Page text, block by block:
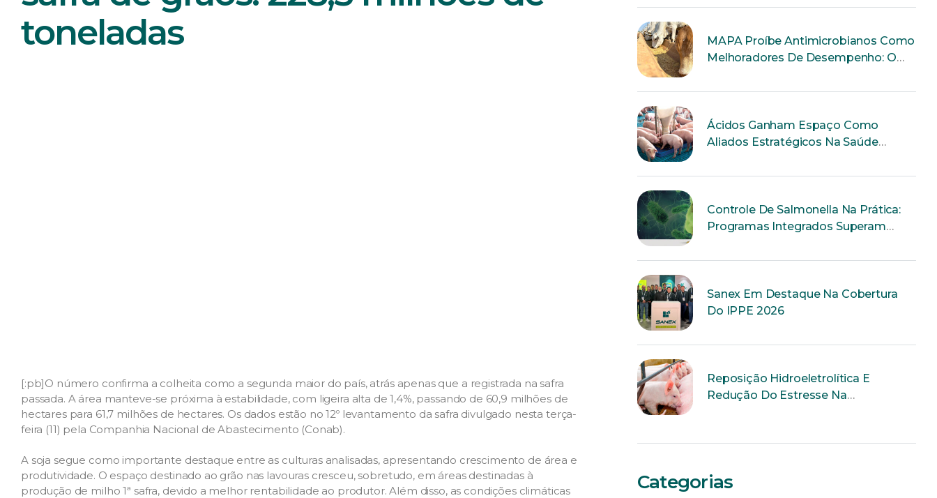
toneladas
[:pb]O número confirma a colheita como a segunda maior do país, atrás apenas que a registrada na safra
passada. A área manteve-se próxima à estabilidade, com ligeira alta de 1,4%, passando de 60,9 milhões de
hectares para 61,7 milhões de hectares. Os dados estão no 12º levantamento da safra divulgado nesta terça-
feira (11) pela Companhia Nacional de Abastecimento (Conab).
A soja segue como importante destaque entre as culturas analisadas, apresentando crescimento de área e
produtividade. O espaço destinado ao grão nas lavouras cresceu, sobretudo, em áreas destinadas à
produção de milho 1ª safra, devido a melhor rentabilidade ao produtor. Além disso, as condições climáticas
MAPA Proíbe Antimicrobianos Como
Melhoradores De Desempenho: O
Ácidos Ganham Espaço Como
Aliados Estratégicos Na Saúde
Controle De Salmonella Na Prática:
Programas Integrados Superam
Sanex Em Destaque Na Cobertura
Do IPPE 2026
Reposição Hidroeletrolítica E
Redução Do Estresse Na
Categorias